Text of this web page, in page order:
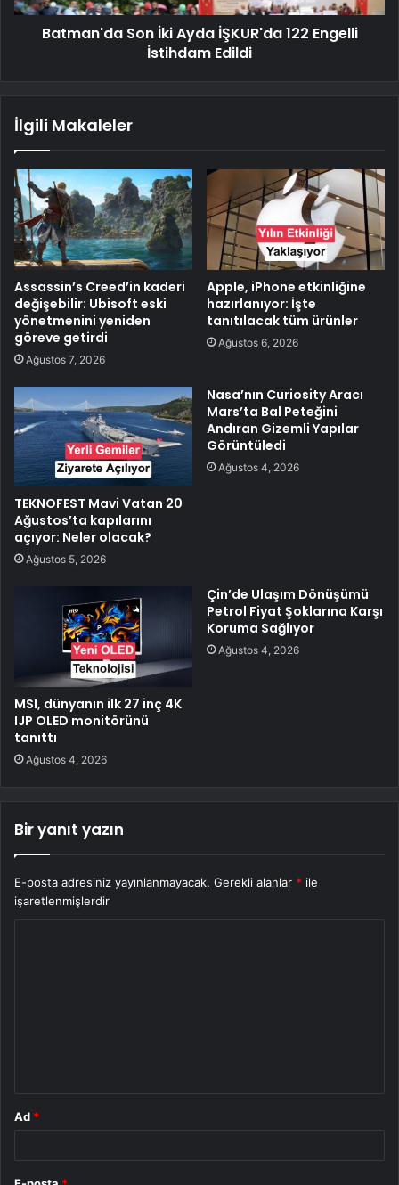
Batman'da Son İki Ayda İŞKUR'da 122 Engelli
İstihdam Edildi
İlgili Makaleler
Assassin’s Creed’in kaderi
değişebilir: Ubisoft eski
yönetmenini yeniden
göreve getirdi
Ağustos 7, 2026
Apple, iPhone etkinliğine
hazırlanıyor: İşte
tanıtılacak tüm ürünler
Ağustos 6, 2026
TEKNOFEST Mavi Vatan 20
Ağustos’ta kapılarını
açıyor: Neler olacak?
Ağustos 5, 2026
Nasa’nın Curiosity Aracı
Mars’ta Bal Peteğini
Andıran Gizemli Yapılar
Görüntüledi
Ağustos 4, 2026
MSI, dünyanın ilk 27 inç 4K
IJP OLED monitörünü
tanıttı
Ağustos 4, 2026
Çin’de Ulaşım Dönüşümü
Petrol Fiyat Şoklarına Karşı
Koruma Sağlıyor
Ağustos 4, 2026
Bir yanıt yazın
E-posta adresiniz yayınlanmayacak. Gerekli alanlar * ile
işaretlenmişlerdir
Ad *